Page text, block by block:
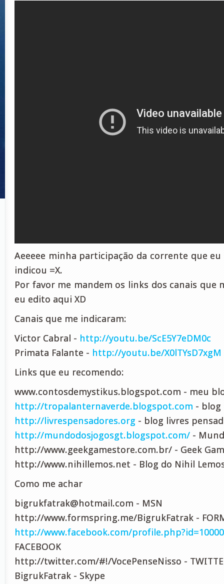
Aeeeee minha participação da corrente que
indicou =X.
Por favor me mandem os links dos canais que
eu edito aqui XD
Canais que me indicaram:
Victor Cabral - http://youtu.be/ScE5Y7eDM0c
Primata Falante - http://youtu.be/X0lTYsD7xgM
Links que eu recomendo:
www.contosdemystikus.blogspot.com - meu
http://tropalanternaverde.blogspot.com - blog
http://livrespensadores.org - blog livres
http://mundodosjogosgt.blogspot.com/ -
http://www.geekgamestore.com.br/ - Geek
http://www.nihillemos.net - Blog do Nihil
Como me achar
bigrukfatrak@hotmail.com - MSN
http://www.formspring.me/BigrukFatrak -
http://www.facebook.com/
FACEBOOK
http://twitter.com/#!/VocePenseNisso -
BigrukFatrak - Skype